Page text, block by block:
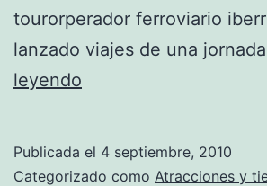
tourorperador ferroviario
lanzado viajes de una
leyendo
tradicionales
Publicada el 4 septiembre, 2010
Categorizado como Atracciones y